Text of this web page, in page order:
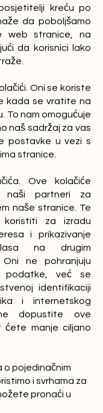
kreću po
da poboljšamo
web stranice, na
da korisnici lako
Oni se koriste
kada se vratite na
To nam omogućuje
naš sadržaj za vas
postavke u vezi s
stranice.
Ove kolačiće
naši partneri za
naše stranice. Te
za izradu
i prikazivanje
na drugim
ne pohranjuju
podatke, već se
identifikaciji
i internetskog
dopustite ove
ćete manje ciljano
o pojedinačnim
i svrhama za
pronaći u